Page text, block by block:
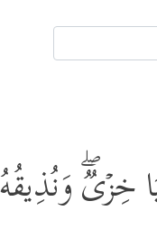
خِزۡیࣱۖ